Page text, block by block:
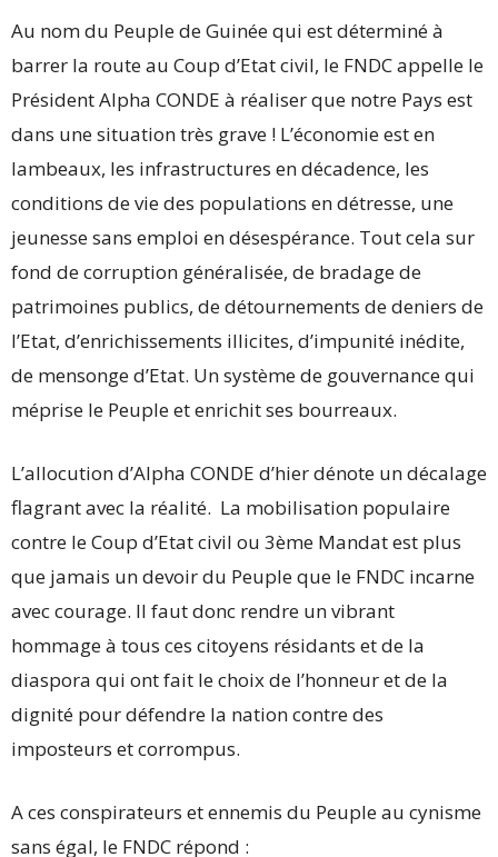
Au nom du Peuple de Guinée qui est déterminé à
barrer la route au Coup d’Etat civil, le FNDC appelle le
Président Alpha CONDE à réaliser que notre Pays est
dans une situation très grave ! L’économie est en
lambeaux, les infrastructures en décadence, les
conditions de vie des populations en détresse, une
jeunesse sans emploi en désespérance. Tout cela sur
fond de corruption généralisée, de bradage de
patrimoines publics, de détournements de deniers de
l’Etat, d’enrichissements illicites, d’impunité inédite,
de mensonge d’Etat. Un système de gouvernance qui
méprise le Peuple et enrichit ses bourreaux.
L’allocution d’Alpha CONDE d’hier dénote un décalage
flagrant avec la réalité. La mobilisation populaire
contre le Coup d’Etat civil ou 3ème Mandat est plus
que jamais un devoir du Peuple que le FNDC incarne
avec courage. Il faut donc rendre un vibrant
hommage à tous ces citoyens résidants et de la
diaspora qui ont fait le choix de l’honneur et de la
dignité pour défendre la nation contre des
imposteurs et corrompus.
A ces conspirateurs et ennemis du Peuple au cynisme
sans égal, le FNDC répond :